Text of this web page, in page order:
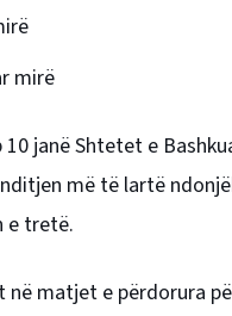
mirë
janë Shtetet e
më të lartë
e tretë.
matjet e përdorura